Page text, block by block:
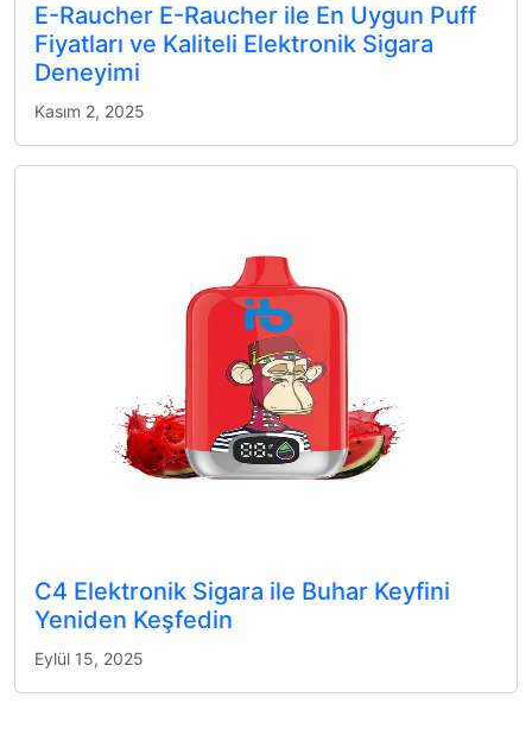
E-Raucher E-Raucher ile En Uygun Puff
Fiyatları ve Kaliteli Elektronik Sigara
Deneyimi
Kasım 2, 2025
C4 Elektronik Sigara ile Buhar Keyfini
Yeniden Keşfedin
Eylül 15, 2025